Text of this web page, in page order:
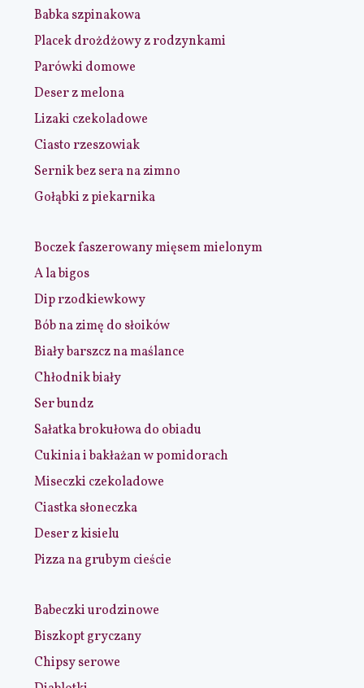
Babka szpinakowa
Placek drożdżowy z rodzynkami
Parówki domowe
Deser z melona
Lizaki czekoladowe
Ciasto rzeszowiak
Sernik bez sera na zimno
Gołąbki z piekarnika
Boczek faszerowany mięsem mielonym
A la bigos
Dip rzodkiewkowy
Bób na zimę do słoików
Biały barszcz na maślance
Chłodnik biały
Ser bundz
Sałatka brokułowa do obiadu
Cukinia i bakłażan w pomidorach
Miseczki czekoladowe
Ciastka słoneczka
Deser z kisielu
Pizza na grubym cieście
Babeczki urodzinowe
Biszkopt gryczany
Chipsy serowe